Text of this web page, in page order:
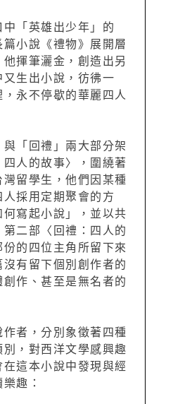
「英雄出少年」的
篇小說《禮物》展開層
揮筆灑金，創造出另
生出小說，彷彿一
永不停歇的華麗四人
「回禮」兩大部分架
人的故事〉，圍繞著
留學生，他們因某種
採用定期聚會的方
寫起小說」，並以共
二部〈回禮：四人的
的四位主角所留下來
有留下個別創作者的
作、甚至是無名者的
者，分別象徵著四種
，對西洋文學感興趣
這本小說中發現與經
趣：